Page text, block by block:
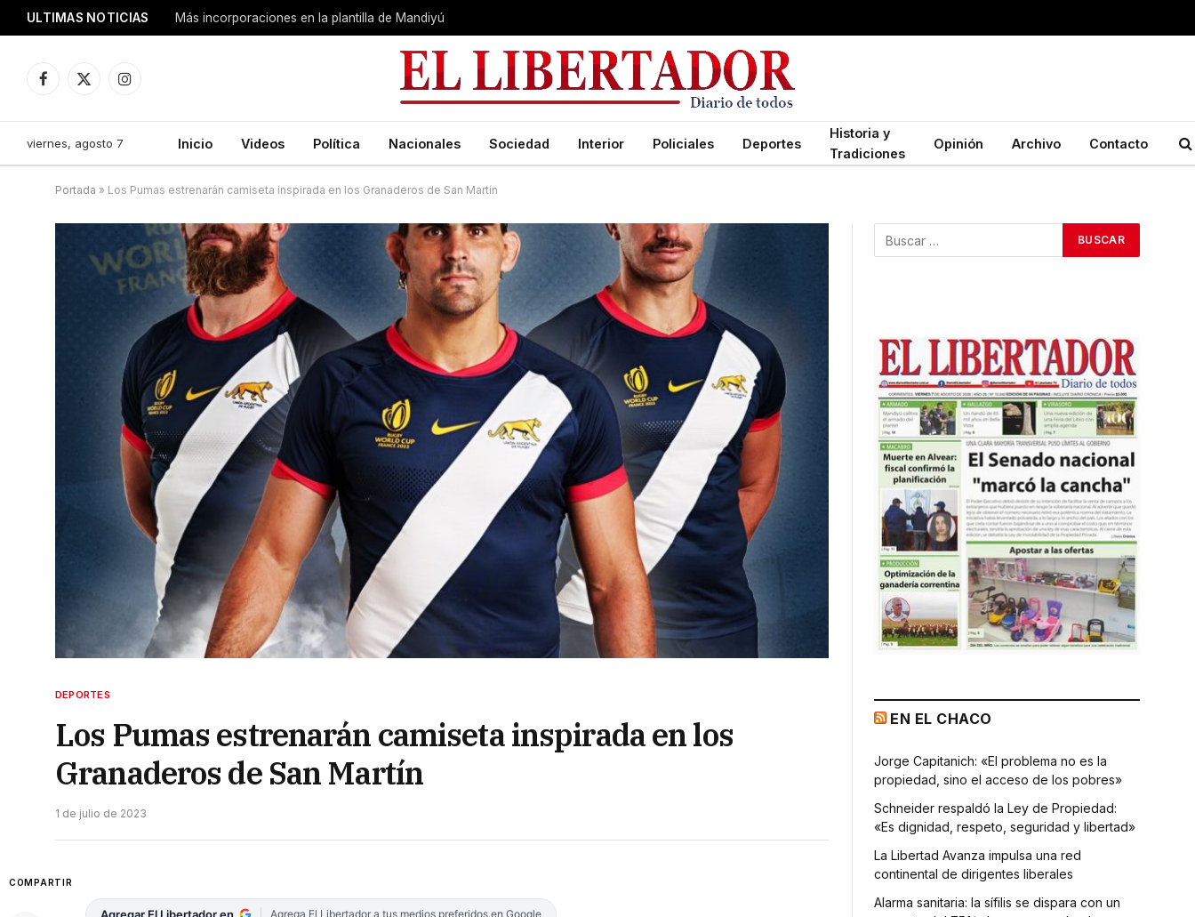
ULTIMAS NOTICIAS Más incorporaciones en la plantilla de Mandiyú
Facebook
X
Instagram
viernes, agosto 7 Inicio Videos Política Nacionales Sociedad Interior Policiales Deportes
Historia y
Tradiciones
Opinión Archivo Contacto
Portada » Los Pumas estrenarán camiseta inspirada en los Granaderos de San Martín
DEPORTES
Los Pumas estrenarán camiseta inspirada en los
Granaderos de San Martín
1 de julio de 2023
COMPARTIR
Agrega El Libertador a tus medios preferidos en Google
EN EL CHACO
Jorge Capitanich: «El problema no es la
propiedad, sino el acceso de los pobres»
Schneider respaldó la Ley de Propiedad:
«Es dignidad, respeto, seguridad y libertad»
La Libertad Avanza impulsa una red
continental de dirigentes liberales
Alarma sanitaria: la sífilis se dispara con un